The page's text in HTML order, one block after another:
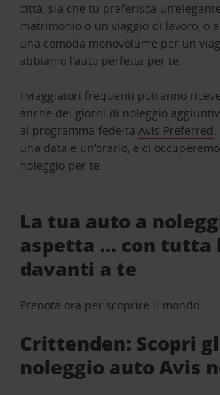
città, sia che tu preferisca
matrimonio o un viaggio di lavoro, o
una comoda monovolume per un
abbiamo l’auto perfetta per te.
I viaggiatori frequenti potranno
anche dei giorni di noleggio
al programma fedeltàAvis Preferred
una data e un’orario, e ci
noleggio per te.
La tua auto a
aspetta … con tutta
davanti a te
Prenota ora per scoprire il mondo.
Crittenden: Scopri
noleggio auto Avis